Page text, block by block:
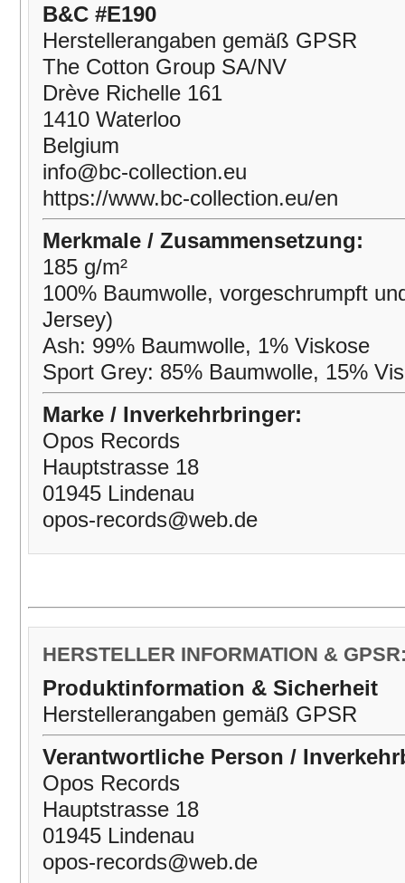
B&C #E190
Herstellerangaben gemäß GPSR
The Cotton Group SA/NV
Drève Richelle 161
1410 Waterloo
Belgium
info@bc-collection.eu
https://www.bc-collection.eu/en
Merkmale / Zusammensetzung:
185 g/m²
100% Baumwolle, vorgeschrumpft
Jersey)
Ash: 99% Baumwolle, 1% Viskose
Sport Grey: 85% Baumwolle, 15%
Marke / Inverkehrbringer:
Opos Records
Hauptstrasse 18
01945 Lindenau
opos-records@web.de
HERSTELLER INFORMATION &
Produktinformation & Sicherheit
Herstellerangaben gemäß GPSR
Verantwortliche Person /
Opos Records
Hauptstrasse 18
01945 Lindenau
opos-records@web.de